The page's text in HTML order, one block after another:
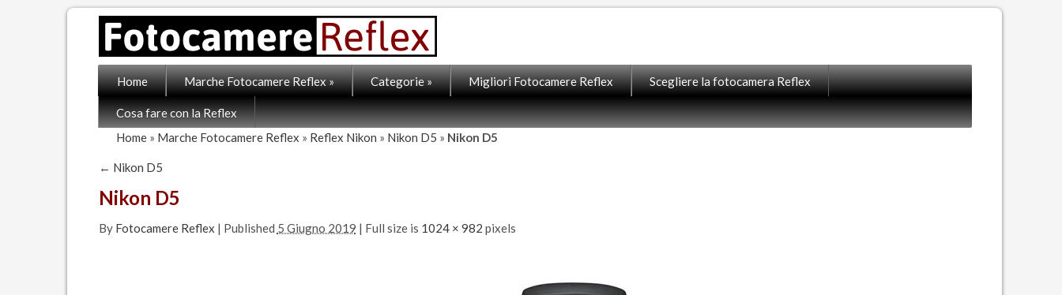
Home Marche Fotocamere Reflex» Categorie» Migliori Fotocamere Reflex Scegliere la fotocamera Reflex
Cosa fare con la Reflex
Home» Marche Fotocamere Reflex » Reflex Nikon » Nikon D5 » Nikon D5
← Nikon D5
Nikon D5
By Fotocamere Reflex | Published 5 Giugno 2019 | Full size is 1024 × 982 pixels